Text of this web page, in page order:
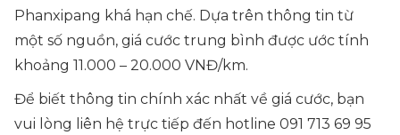
Phanxipang khá hạn chế. Dựa trên thông tin từ
một số nguồn, giá cước trung bình được ước tính
khoảng 11.000 – 20.000 VNĐ/km.
Để biết thông tin chính xác nhất về giá cước, bạn
vui lòng liên hệ trực tiếp đến hotline 091 713 69 95